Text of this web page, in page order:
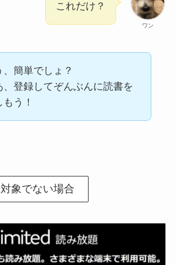
ワン
これだけ？
、簡単でしょ？
、登録してぞんぶんに読書を
う！
対象でない場合